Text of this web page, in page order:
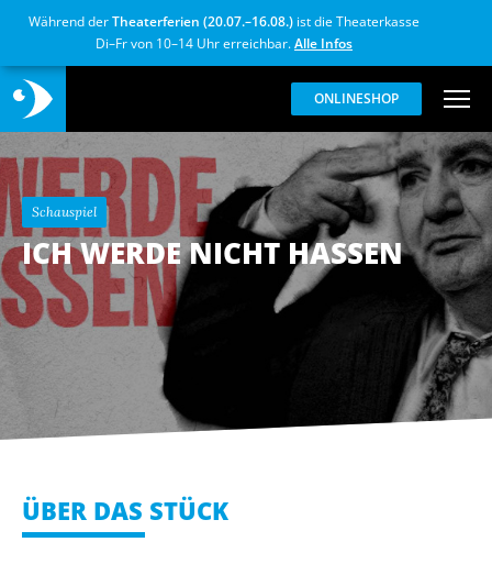
Während derTheaterferien (20.07.–16.08.) ist die Theaterkasse
Di–Fr von 10–14 Uhr erreichbar.Alle Infos
ONLINESHOP
Schauspiel
ICH WERDE NICHT HASSEN
ÜBER DAS STÜCK